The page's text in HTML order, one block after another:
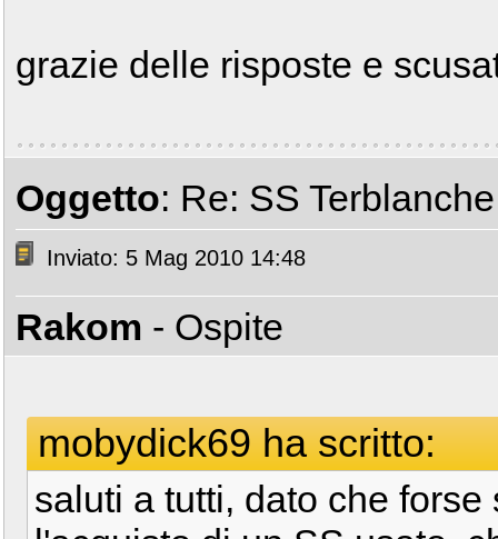
grazie delle risposte e
Oggetto: Re: SS
Inviato: 5 Mag 2010 14:48
Rakom - Ospite
mobydick69 ha scritto:
saluti a tutti, dato che